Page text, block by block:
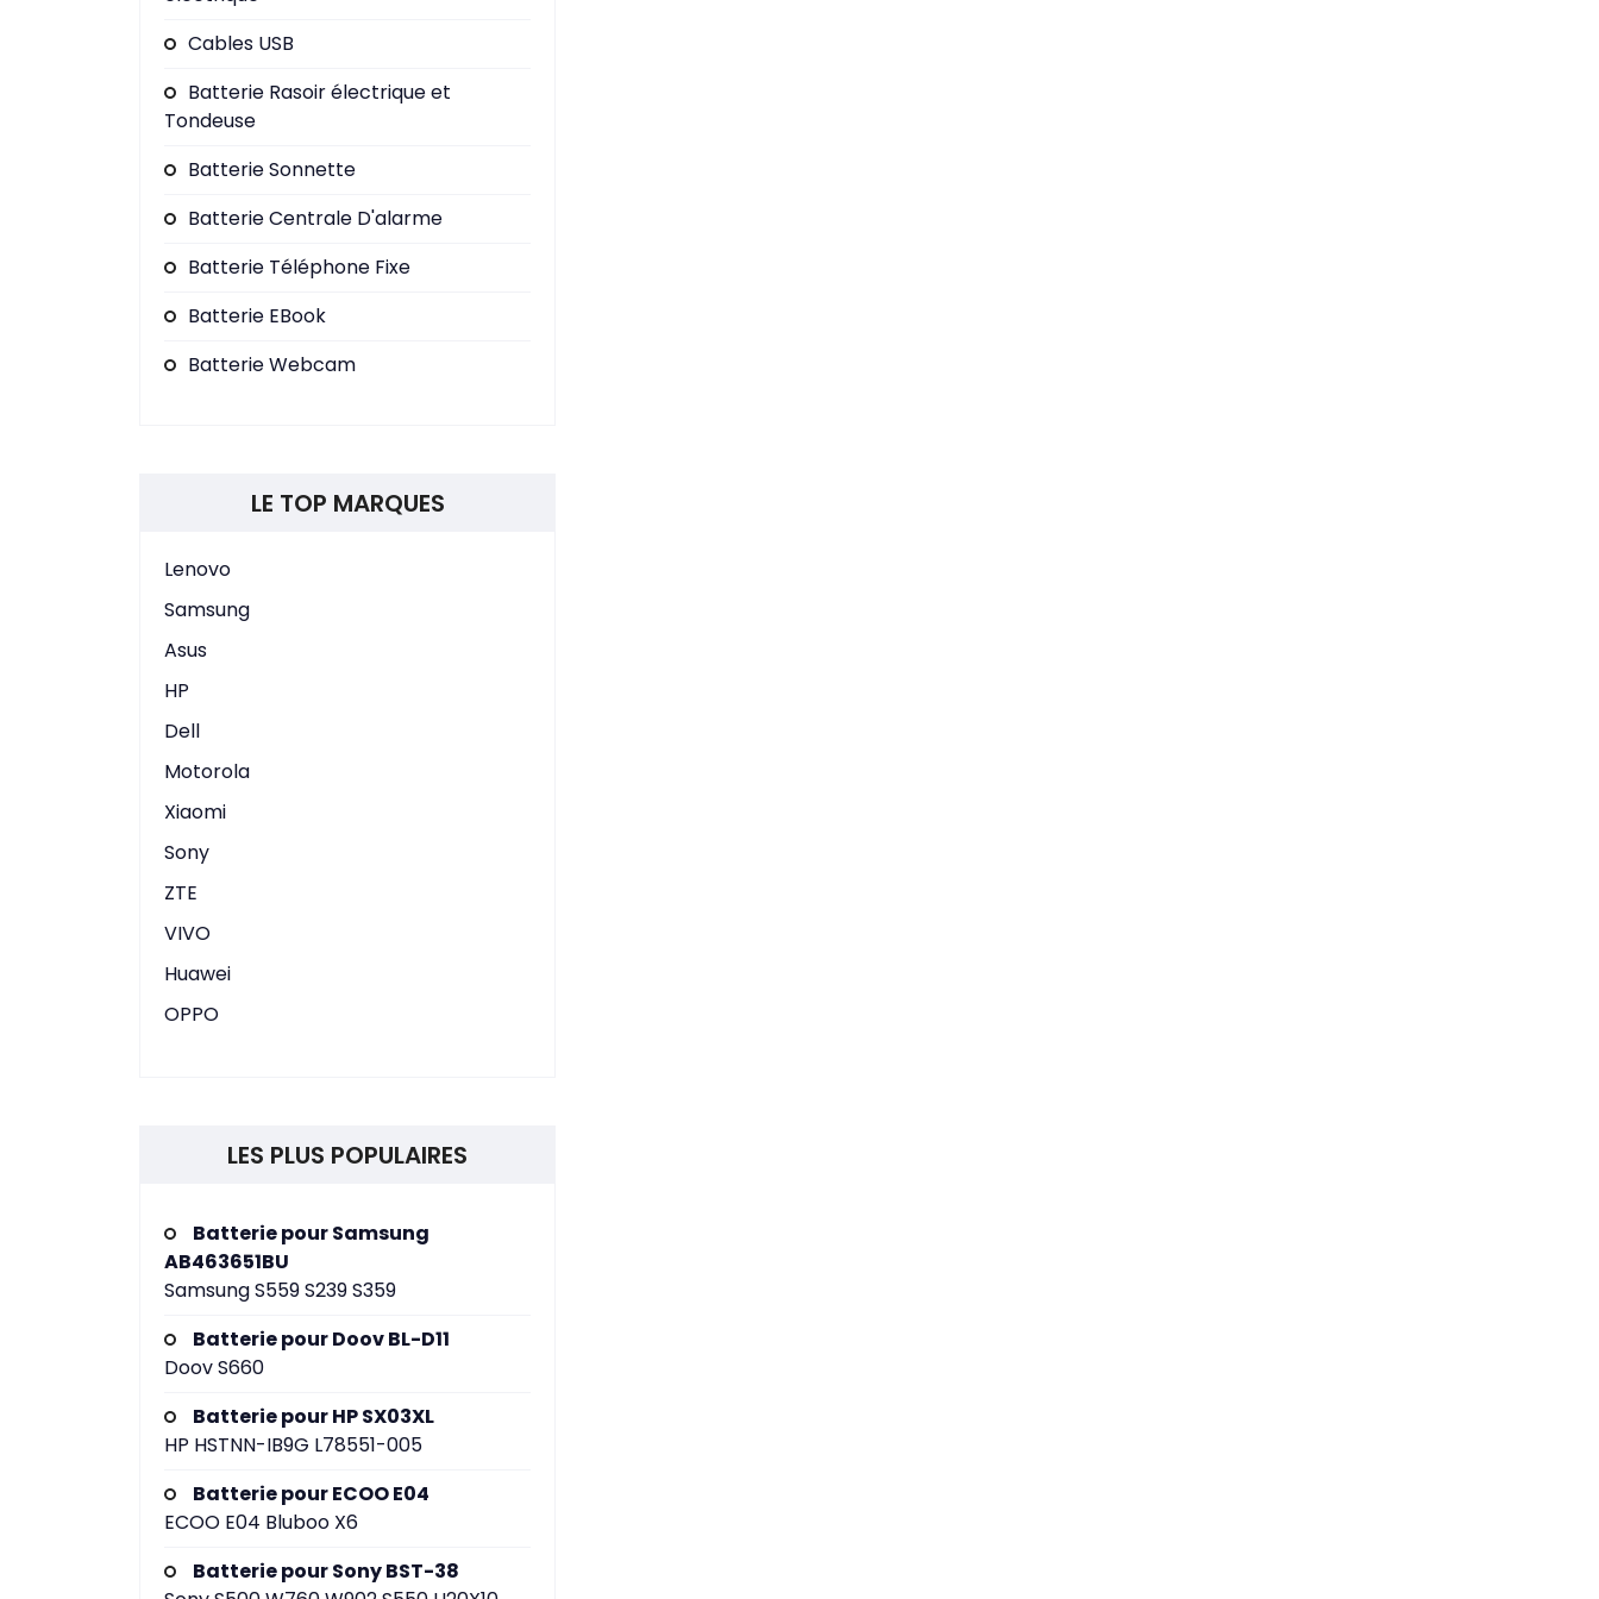
Cables USB
Batterie Rasoir électrique et
Tondeuse
Batterie Sonnette
Batterie Centrale D'alarme
Batterie Téléphone Fixe
Batterie EBook
Batterie Webcam
LE TOP MARQUES
Lenovo
Samsung
Asus
HP
Dell
Motorola
Xiaomi
Sony
ZTE
VIVO
Huawei
OPPO
LES PLUS POPULAIRES
Batterie pour Samsung
AB463651BU
Samsung S559 S239 S359
Batterie pour Doov BL-D11
Doov S660
Batterie pour HP SX03XL
HP HSTNN-IB9G L78551-005
Batterie pour ECOO E04
ECOO E04 Bluboo X6
Batterie pour Sony BST-38